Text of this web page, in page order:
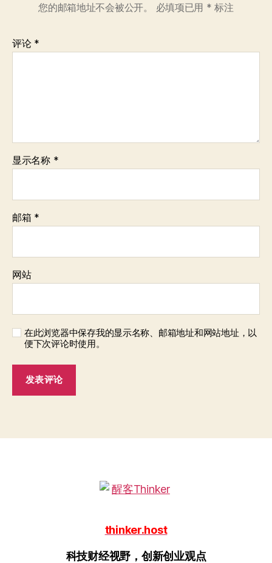
您的邮箱地址不会被公开。 必填项已用 * 标注
评论 *
显示名称 *
邮箱 *
网站
在此浏览器中保存我的显示名称、邮箱地址和网站地址，以
便下次评论时使用。
thinker.host
科技财经视野，创新创业观点